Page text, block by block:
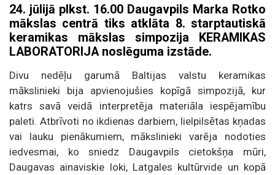
24. jūlijā plkst. 16.00 Daugavpils Marka Rotko
mākslas centrā tiks atklāta 8. starptautiskā
keramikas mākslas simpozija KERAMIKAS
LABORATORIJA noslēguma izstāde.
Divu nedēļu garumā Baltijas valstu keramikas
mākslinieki bija apvienojušies kopīgā simpozijā, kur
katrs savā veidā interpretēja materiāla iespējamību
paleti. Atbrīvoti no ikdienas darbiem, lielpilsētas kņadas
vai lauku pienākumiem, mākslinieki varēja nodoties
iedvesmai, ko sniedz Daugavpils cietokšņa mūri,
Daugavas ainaviskie loki, Latgales kultūrvide un kopā